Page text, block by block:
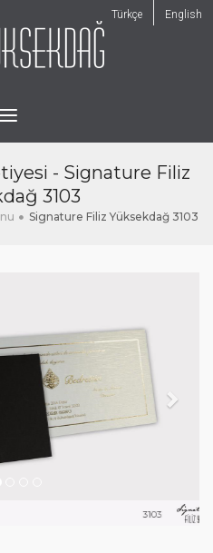
Türkçe English
toggle
navigation
- Signature Filiz
3103
Signature Filiz Yüksekdağ 3103